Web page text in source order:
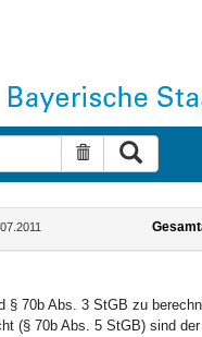
Suche
70b Abs. 3 StGB zu
(§ 70b Abs. 5 StGB) sind